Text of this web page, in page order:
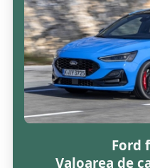
Ford
Valoarea de